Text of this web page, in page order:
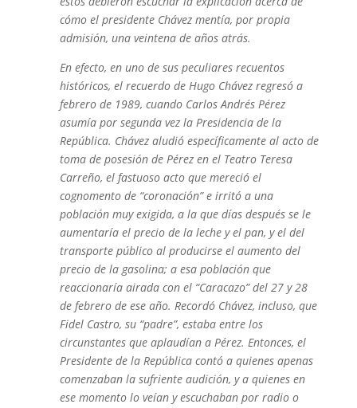
cómo el presidente Chávez mentía, por propia
admisión, una veintena de años atrás.
En efecto, en uno de sus peculiares recuentos
históricos, el recuerdo de Hugo Chávez regresó a
febrero de 1989, cuando Carlos Andrés Pérez
asumía por segunda vez la Presidencia de la
República. Chávez aludió específicamente al acto de
toma de posesión de Pérez en el Teatro Teresa
Carreño, el fastuoso acto que mereció el
cognomento de “coronación” e irritó a una
población muy exigida, a la que días después se le
aumentaría el precio de la leche y el pan, y el del
transporte público al producirse el aumento del
precio de la gasolina; a esa población que
reaccionaría airada con el “Caracazo” del 27 y 28
de febrero de ese año. Recordó Chávez, incluso, que
Fidel Castro, su “padre”, estaba entre los
circunstantes que aplaudían a Pérez. Entonces, el
Presidente de la República contó a quienes apenas
comenzaban la sufriente audición, y a quienes en
ese momento lo veían y escuchaban por radio o